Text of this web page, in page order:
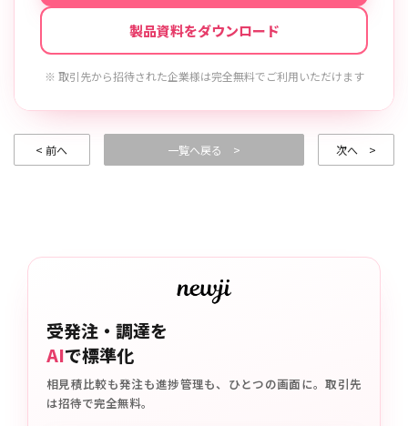
製品資料をダウンロード
※ 取引先から招待された企業様は完全無料でご利用いただけます
< 前へ 一覧へ戻る > 次へ >
受発注・調達を
AIで標準化
相見積比較も発注も進捗管理も、ひとつの画面に。取引先
は招待で完全無料。